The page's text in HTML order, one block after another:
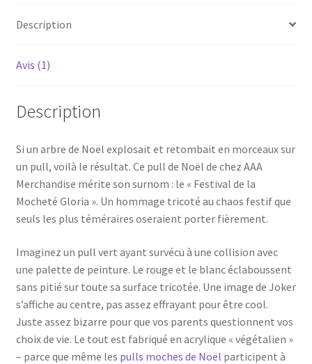
Description
Avis (1)
Description
Si un arbre de Noël explosait et retombait en morceaux sur
un pull, voilà le résultat. Ce pull de Noël de chez AAA
Merchandise mérite son surnom : le « Festival de la
Mocheté Gloria ». Un hommage tricoté au chaos festif que
seuls les plus téméraires oseraient porter fièrement.
Imaginez un pull vert ayant survécu à une collision avec
une palette de peinture. Le rouge et le blanc éclaboussent
sans pitié sur toute sa surface tricotée. Une image de Joker
s’affiche au centre, pas assez effrayant pour être cool.
Juste assez bizarre pour que vos parents questionnent vos
choix de vie. Le tout est fabriqué en acrylique « végétalien »
– parce que même les pulls moches de Noël participent à